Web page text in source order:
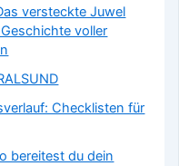
versteckte Juwel
voller
Checklisten für
bereitest du dein